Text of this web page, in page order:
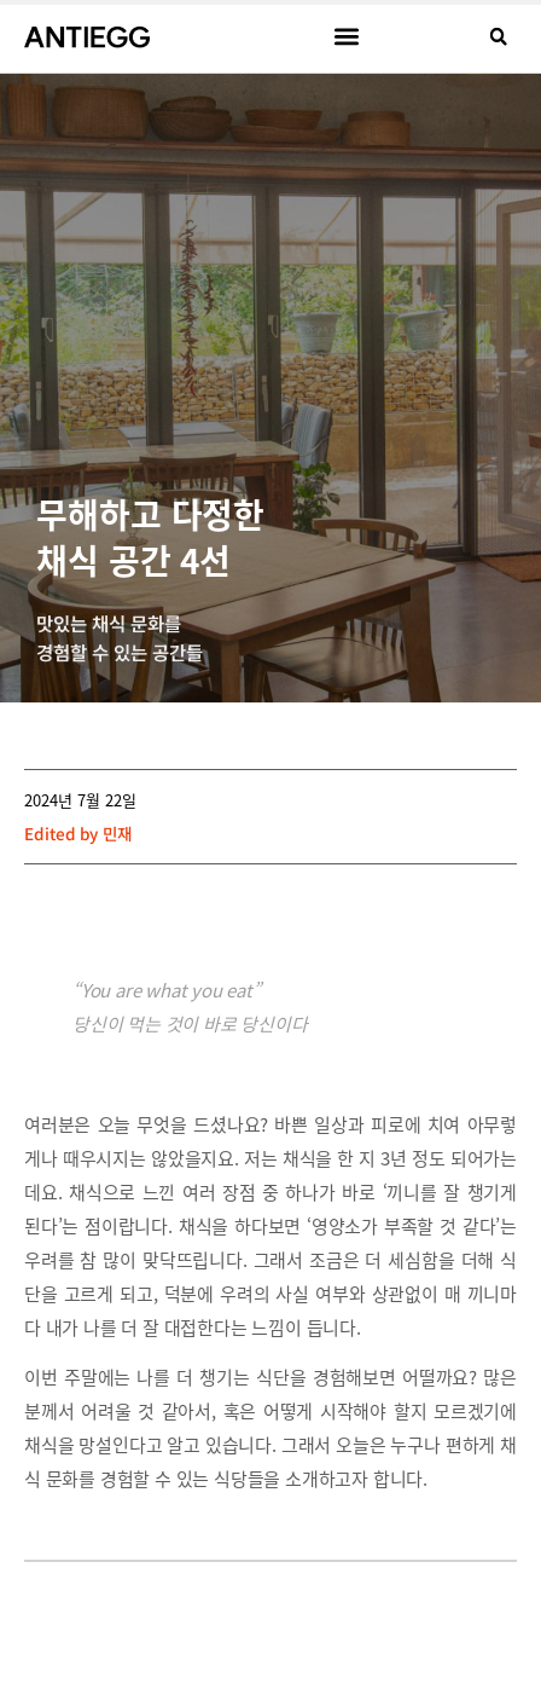
무해하고 다정한
채식 공간 4선
맛있는 채식 문화를
경험할 수 있는 공간들
2024년 7월 22일
Edited by 민재
“You are what you eat”
당신이 먹는 것이 바로 당신이다
여러분은 오늘 무엇을 드셨나요? 바쁜 일상과 피로에 치여 아무렇
게나 때우시지는 않았을지요. 저는 채식을 한 지 3년 정도 되어가는
데요. 채식으로 느낀 여러 장점 중 하나가 바로 ‘끼니를 잘 챙기게
된다’는 점이랍니다. 채식을 하다보면 ‘영양소가 부족할 것 같다’는
우려를 참 많이 맞닥뜨립니다. 그래서 조금은 더 세심함을 더해 식
단을 고르게 되고, 덕분에 우려의 사실 여부와 상관없이 매 끼니마
다 내가 나를 더 잘 대접한다는 느낌이 듭니다.
이번 주말에는 나를 더 챙기는 식단을 경험해보면 어떨까요? 많은
분께서 어려울 것 같아서, 혹은 어떻게 시작해야 할지 모르겠기에
채식을 망설인다고 알고 있습니다. 그래서 오늘은 누구나 편하게 채
식 문화를 경험할 수 있는 식당들을 소개하고자 합니다.